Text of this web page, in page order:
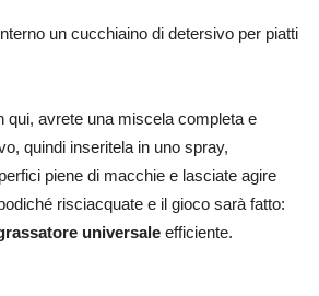
un cucchiaino di detersivo per piatti
qui, avrete una miscela completa e
quindi inseritela in uno spray,
piene di macchie e lasciate agire
risciacquate e il gioco sarà fatto:
universale efficiente.